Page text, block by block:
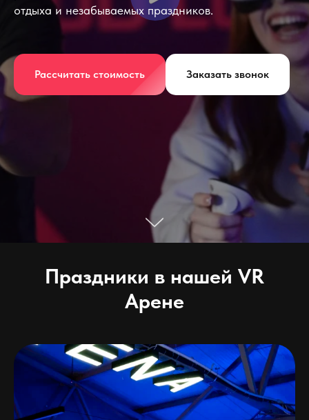
отдыха и незабываемых праздников.
Рассчитать стоимость Заказать звонок
Праздники в нашей VR
Арене